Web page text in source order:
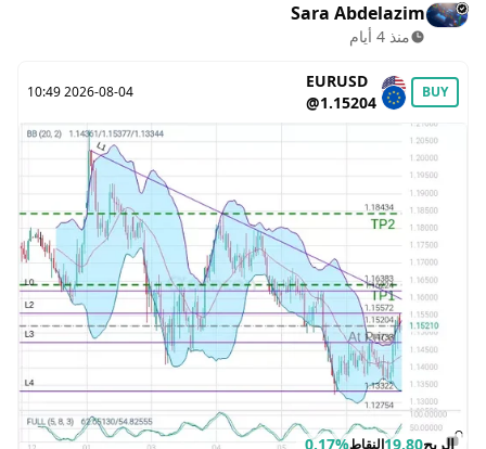
Sara Abdelazim
منذ 4 أيام
BUY
EURUSD
@1.15204
2026-08-04 10:49
الربح19.80النقاط0.17%